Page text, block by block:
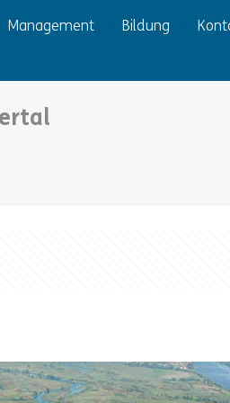
Management Bildung